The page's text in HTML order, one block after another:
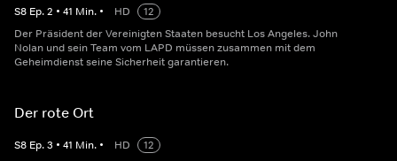
S8 Ep.2 • 41 Min. • HD
12
Der Präsident der Vereinigten Staaten besucht Los Angeles. John
Nolan und sein Team vom LAPD müssen zusammen mit dem
Geheimdienst seine Sicherheit garantieren.
Der rote Ort
S8 Ep.3 • 41 Min. • HD
12